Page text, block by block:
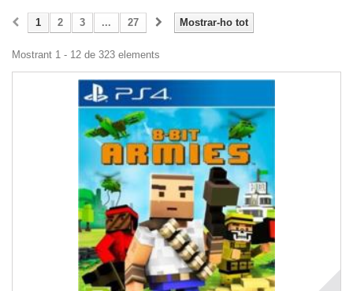
Mostrar-ho tot
1 2 3 ... 27
Mostrant 1 - 12 de 323 elements